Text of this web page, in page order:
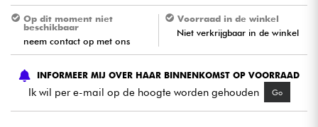
Kinderen
Kabels & toebehoren
HiFi
Op dit moment niet
beschikbaar
neem contact op met ons
Voorraad in de winkel
Niet verkrijgbaar in de winkel
INFORMEER MIJ OVER HAAR BINNENKOMST OP VOORRAAD
Ik wil per e-mail op de hoogte worden gehouden Go